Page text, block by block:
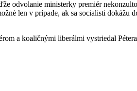
odvolanie ministerky premiér
len v prípade, ak sa socialisti dokážu
a koaličnými liberálmi vystriedal